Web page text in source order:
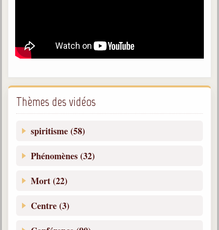
Galerie photos
Les Illustrés
Vidéos courtes de Divaldo
Liens spirites
Centres spirites
France
Thèmes des vidéos
spiritisme (58)
Phénomènes (32)
Mort (22)
Centre (3)